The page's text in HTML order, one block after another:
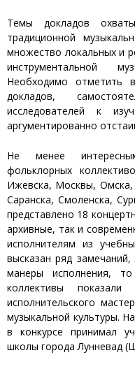
Темы докладов
традиционной
множество локальных и
инструментальной
Необходимо отметить
докладов,
исследователей к
аргументированно
Не менее
фольклорных
Ижевска, Москвы, Омска,
Саранска, Смоленска,
представлено 18
архивные, так и
исполнителям из
высказан ряд
манеры исполнения,
коллективы показали
исполнительского
музыкальной культуры.
в конкурсе принимал
школы города Лунневад